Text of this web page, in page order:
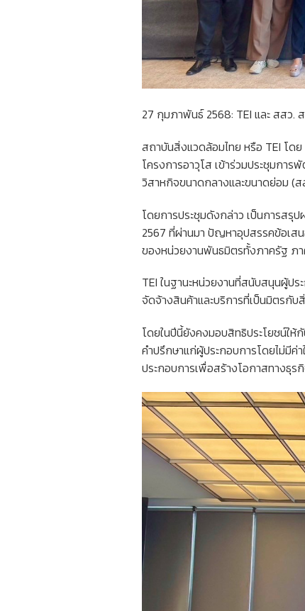
27 กุมภาพันธ์ 2568: TEI และ สสว.
สถาบันสิ่งแวดล้อมไทย หรือ TEI โด
โครงการอาวุโส เข้าร่วมประชุมกา
วิสาหกิจขนาดกลางและขนาดย่อม (ส
โดยการประชุมดังกล่าว เป็นการสรุ
2567 ที่ผ่านมา ปัญหาอุปสรรคข้อเส
ของหน่วยงานพันธมิตรทั้งภาครัฐ ภา
TEI ในฐานะหน่วยงานที่สนับสนุนผู้ป
จัดจ้างสินค้าและบริการที่เป็นมิตรกับ
โดยในปีนี้ยังคงมอบสิทธิประโยชน์ให้
คำปรึกษาแก่ผู้ประกอบการโดยไม่มี
ประกอบการเพื่อสร้างโอกาสทางธุร